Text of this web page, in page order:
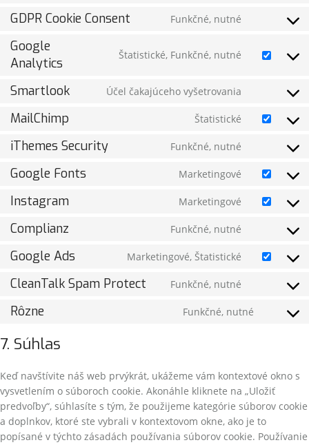
GDPR Cookie Consent Funkčné, nutné
Google
Analytics
Štatistické, Funkčné, nutné
Smartlook Účel čakajúceho vyšetrovania
MailChimp Štatistické
iThemes Security Funkčné, nutné
Google Fonts Marketingové
Instagram Marketingové
Complianz Funkčné, nutné
Google Ads Marketingové, Štatistické
CleanTalk Spam Protect Funkčné, nutné
Rôzne Funkčné, nutné
7. Súhlas
Keď navštívite náš web prvýkrát, ukážeme vám kontextové okno s
vysvetlením o súboroch cookie. Akonáhle kliknete na „Uložiť
predvoľby“, súhlasíte s tým, že použijeme kategórie súborov cookie
a doplnkov, ktoré ste vybrali v kontextovom okne, ako je to
popísané v týchto zásadách používania súborov cookie. Používanie